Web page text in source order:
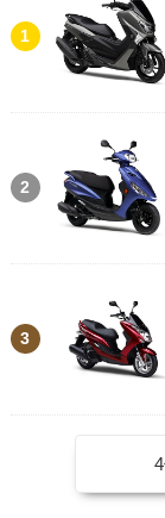
1
2
3